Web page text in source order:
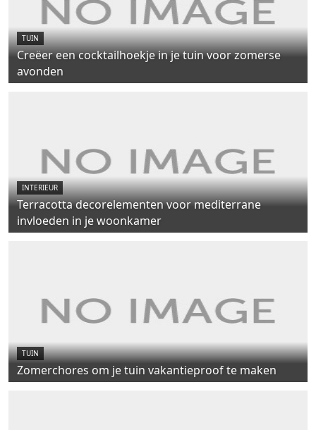
TUIN
Creëer een cocktailhoekje in je tuin voor zomerse
avonden
INTERIEUR
Terracotta decorelementen voor mediterrane
invloeden in je woonkamer
TUIN
Zomerchores om je tuin vakantieproof te maken